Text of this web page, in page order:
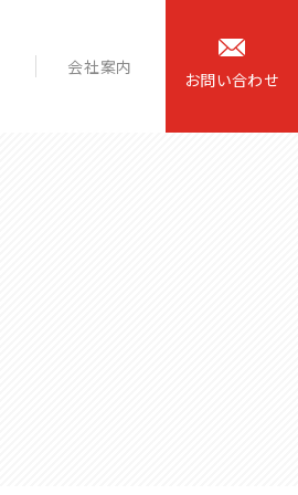
会社案内
お問い合わせ